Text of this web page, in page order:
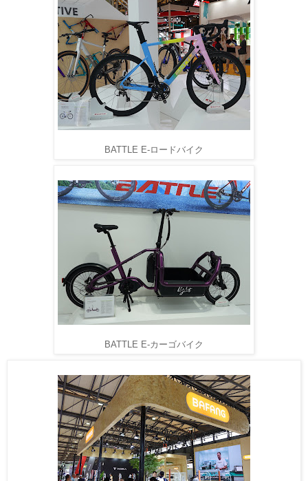
BATTLE E-ロードバイク
BATTLE E-カーゴバイク